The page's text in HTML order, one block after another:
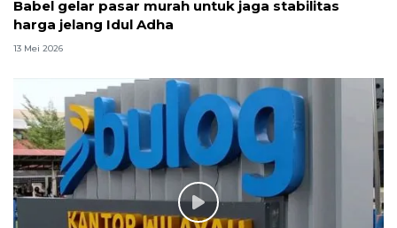
Babel gelar pasar murah untuk jaga stabilitas
harga jelang Idul Adha
13 Mei 2026